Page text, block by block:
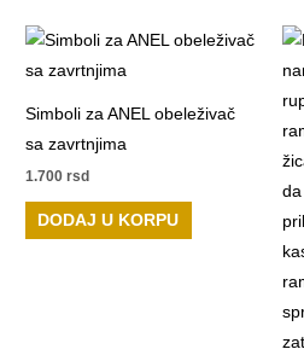
Simboli za ANEL obeleživač
sa zavrtnjima
1.700rsd
DODAJ U KORPU